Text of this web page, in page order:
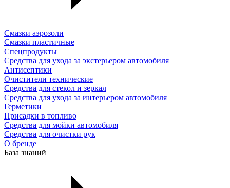
Смазки аэрозоли
Смазки пластичные
Спецпродукты
Средства для ухода за экстерьером автомобиля
Антисептики
Очистители технические
Средства для стекол и зеркал
Средства для ухода за интерьером автомобиля
Герметики
Присадки в топливо
Средства для мойки автомобиля
Средства для очистки рук
О бренде
База знаний